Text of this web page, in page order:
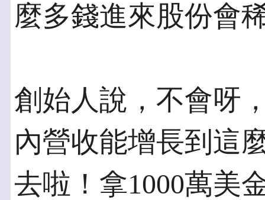
麼多錢進來股份會
創始人說，不會呀
內營收能增長到這
去啦！拿1000萬美